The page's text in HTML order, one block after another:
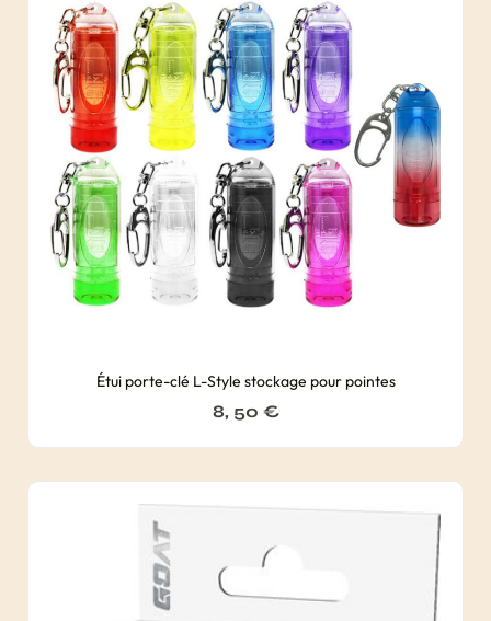
Étui porte-clé L-Style stockage pour pointes
8, 50 €